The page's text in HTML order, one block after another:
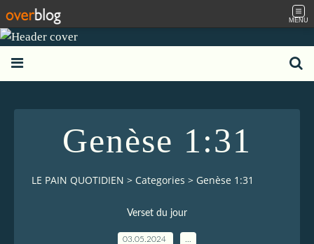
MENU
Genèse 1:31
LE PAIN QUOTIDIEN > Categories > Genèse 1:31
Verset du jour
03.05.2024